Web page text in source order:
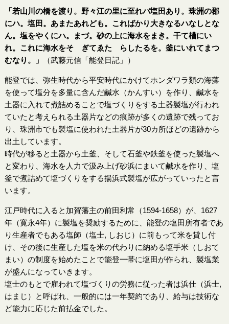
「若山川の橋を渡り。野々江の里に至れバ塩田あり。珠洲の郡
にハ。塩田。あまたあれども。こればかり大きなるハなしとな
ん。塩をやくにハ。まづ。砂の上に海水をまき。干て槽にい
れ。これに海水をそゝぎてゑたゝらしたるを。釜にいれてまつ
むなり。」
（武藤元信「能登日記」）
能登では、弥生時代から平安時代にかけてホンダワラ類の海藻
を使って塩分を多量に含んだ鹹水（かんすい）を作り、鹹水を
土器に入れて煮詰めることで塩づくりをする土器製塩が行われ
ていたと考えられる土器片などの痕跡が多くの遺跡で残ってお
り、珠洲市でも製塩に使われた土器片が30カ所ほどの遺跡から
出土しています。
時代が移ると土器から土釜、そして石釜や鉄釜を使った製塩へ
と変わり、海水を人力で汲み上げ砂浜にまいて鹹水を作り、塩
釜で煮詰めて塩づくりをする揚浜式製塩が広がっていったと言
います。
江戸時代に入ると加賀藩主の前田利常（1594-1658）が、1627
年（寛永4年）に製塩を奨励するために、能登の塩田所有者であ
り生産者でもある塩師（塩士, しおじ）に前もって米を貸し付
け、その後に生産した塩を米の代わりに納める塩手米（しおて
まい）の制度を始めたことで能登一帯に塩田が作られ、製塩業
が盛んになっていきます。
塩士のもとで雇われて塩づくりの労務に従った者は浜仕（浜士,
はまじ）と呼ばれ、一般的には一年契約であり、給与は技術な
ど能力に応じた前払金でした。